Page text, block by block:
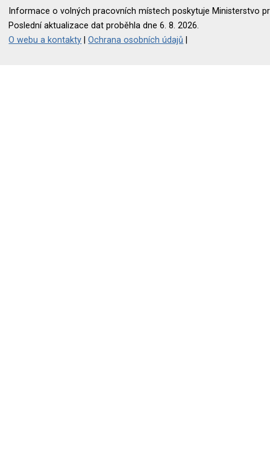
Informace o volných pracovních místech poskytuje Ministerstvo
Poslední aktualizace dat proběhla dne 6. 8. 2026.
O webu a kontakty |Ochrana osobních údajů